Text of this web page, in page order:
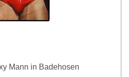
Mann in Badehosen